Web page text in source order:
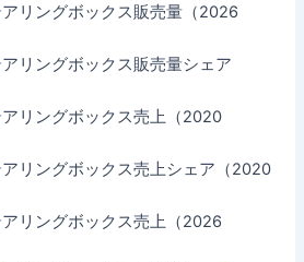
リングボックス販売量（2026
リングボックス販売量シェア
アリングボックス売上（2020
アリングボックス売上シェア（2020
リングボックス売上（2026